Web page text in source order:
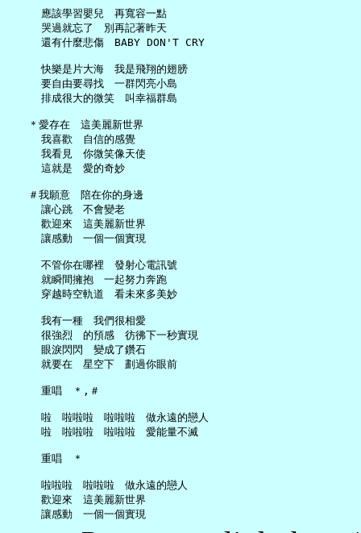
     應該學習嬰兒　再寬容一點
     哭過就忘了　別再記著昨天
     還有什麼悲傷　BABY DON'T CRY
     快樂是片大海　我是飛翔的翅膀
     要自由要尋找　一群閃亮小島
     排成很大的微笑　叫幸福群島
   ＊愛存在　這美麗新世界
     我喜歡　自信的感覺
     我看見　你微笑像天使
     這就是　愛的奇妙
   ＃我願意　陪在你的身邊
     讓心跳　不會變老
     歡迎來　這美麗新世界
     讓感動　一個一個實現
     不管你在哪裡　發射心電訊號
     就瞬間擁抱　一起努力奔跑
     穿越時空軌道　看未來多美妙
     我有一種　我們很相愛
     很強烈　的預感　彷彿下一秒實現
     眼淚閃閃　變成了鑽石
     就要在　星空下　劃過你眼前
     重唱　＊,＃
     啦　啦啦啦　啦啦啦　做永遠的戀人
     啦　啦啦啦　啦啦啦　愛能量不滅
     重唱　＊
     啦啦啦　啦啦啦　做永遠的戀人
     歡迎來　這美麗新世界